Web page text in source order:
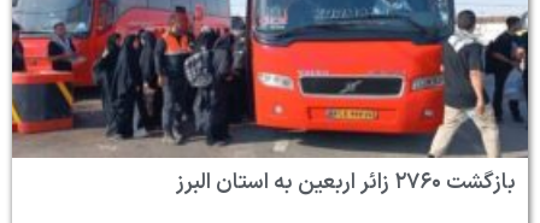
بازگشت ۲۷۶۰ زائر اربعین به استان البرز